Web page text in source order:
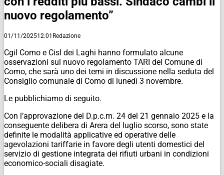
nuovo regolamento”
01/11/202512:01 Redazione
Cgil Como e Cisl dei Laghi hanno formulato alcune
osservazioni sul nuovo regolamento TARI del Comune di
Como, che sarà uno dei temi in discussione nella seduta del
Consiglio comunale di Como di lunedì 3 novembre.
Le pubblichiamo di seguito.
Con l’approvazione del D.p.c.m. 24 del 21 gennaio 2025 e la
conseguente delibera di Arera del luglio scorso, sono state
definite le modalità applicative ed operative delle
agevolazioni tariffarie in favore degli utenti domestici del
servizio di gestione integrata dei rifiuti urbani in condizioni
economico-sociali disagiate.